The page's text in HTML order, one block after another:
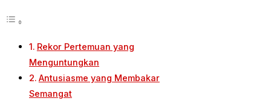
Rekor Pertemuan yang
Menguntungkan
Antusiasme yang Membakar
Semangat